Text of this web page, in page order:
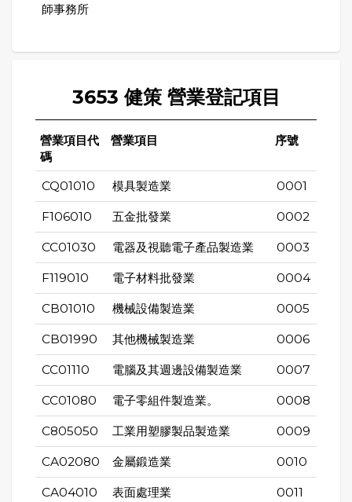
師事務所
3653 健策 營業登記項目
營業項目代
碼
營業項目 序號
CQ01010 模具製造業 0001
F106010 五金批發業 0002
CC01030 電器及視聽電子產品製造業 0003
F119010 電子材料批發業 0004
CB01010 機械設備製造業 0005
CB01990 其他機械製造業 0006
CC01110 電腦及其週邊設備製造業 0007
CC01080 電子零組件製造業。 0008
C805050 工業用塑膠製品製造業 0009
CA02080 金屬鍛造業 0010
CA04010 表面處理業 0011